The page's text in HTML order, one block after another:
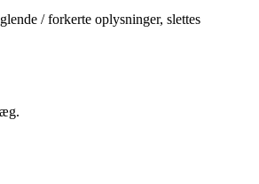
/ forkerte oplysninger, slettes